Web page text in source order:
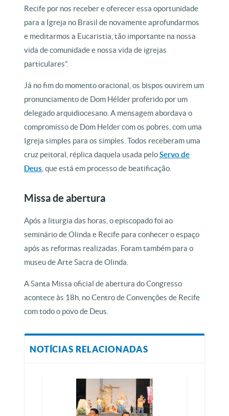
Recife por nos receber e oferecer essa oportunidade
para a Igreja no Brasil de novamente aprofundarmos
e meditarmos a Eucaristia, tão importante na nossa
vida de comunidade e nossa vida de igrejas
particulares”.
Já no fim do momento oracional, os bispos ouvirem um
pronunciamento de Dom Hélder proferido por um
delegado arquidiocesano. A mensagem abordava o
compromisso de Dom Helder com os pobres, com uma
Igreja simples para os simples. Todos receberam uma
cruz peitoral, réplica daquela usada peloServo de
Deus , que está em processo de beatificação.
Missa de abertura
Após a liturgia das horas, o episcopado foi ao
seminário de Olinda e Recife para conhecer o espaço
após as reformas realizadas. Foram também para o
museu de Arte Sacra de Olinda.
A Santa Missa oficial de abertura do Congresso
acontece às 18h, no Centro de Convenções de Recife
com todo o povo de Deus.
NOTÍCIAS RELACIONADAS